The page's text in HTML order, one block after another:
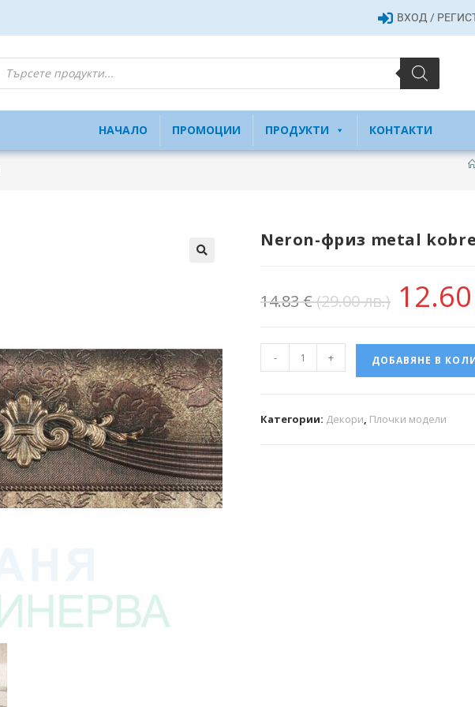
ВХОД /
НАЧАЛО ПРОМОЦИИ ПРОДУКТИ КОНТАКТИ
Neron-фриз metal kobre
14.83€(29.00 лв.) 12.60
- + ДОБАВЯНЕ В
Категории: Декори, Плочки модели